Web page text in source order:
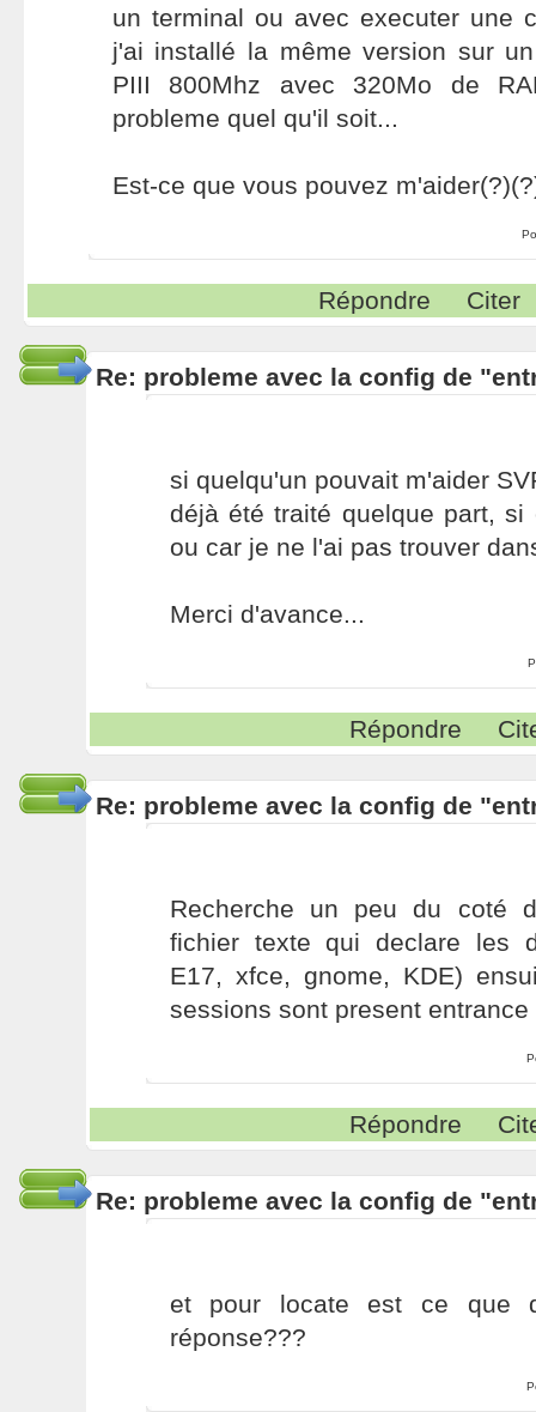
un terminal ou avec executer une
j'ai installé la même version sur
PIII 800Mhz avec 320Mo de
probleme quel qu'il soit...
Est-ce que vous pouvez
Répondre Citer
Re: probleme avec la config de
si quelqu'un pouvait m'aider
déjà été traité quelque part, si
ou car je ne l'ai pas trouver
Merci d'avance...
Répondre
Re: probleme avec la config de
Recherche un peu du coté
fichier texte qui declare les
E17, xfce, gnome, KDE)
sessions sont present
Répondre
Re: probleme avec la config de
et pour locate est ce que
réponse???